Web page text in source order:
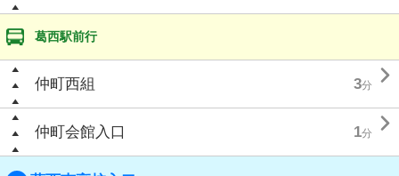
葛西駅前行
仲町西組 3分 
仲町会館入口 1分 